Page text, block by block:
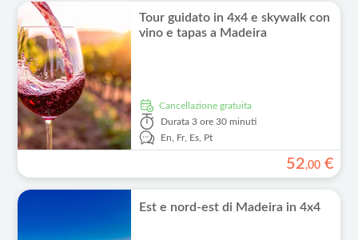
Tour guidato in 4x4 e skywalk con
vino e tapas a Madeira
Cancellazione gratuita
Durata 3 ore 30 minuti
En,
Fr, Es, Pt
52,00 €
Est e nord-est di Madeira in 4x4